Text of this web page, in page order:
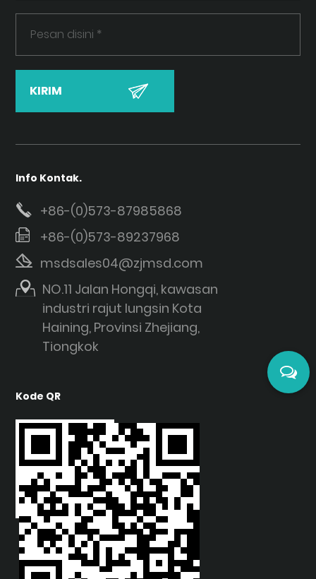
Info Kontak.
+86-(0)573-87985868
+86-(0)573-89237968
msdsales04@zjmsd.com
NO.11 Jalan Hongqi, kawasan
industri rajut lungsin Kota
Haining, Provinsi Zhejiang,
Tiongkok
Kode QR